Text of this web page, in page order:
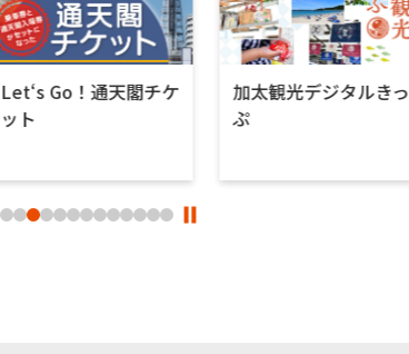
Let‘s Go！通天閣チケ
ット
加太観光デジタルきっ
ぷ